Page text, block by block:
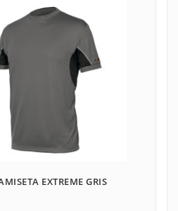
EXTREME GRIS